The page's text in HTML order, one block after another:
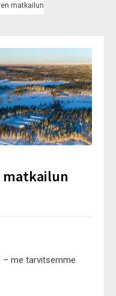
matkailun
matkailun
– me tarvitsemme